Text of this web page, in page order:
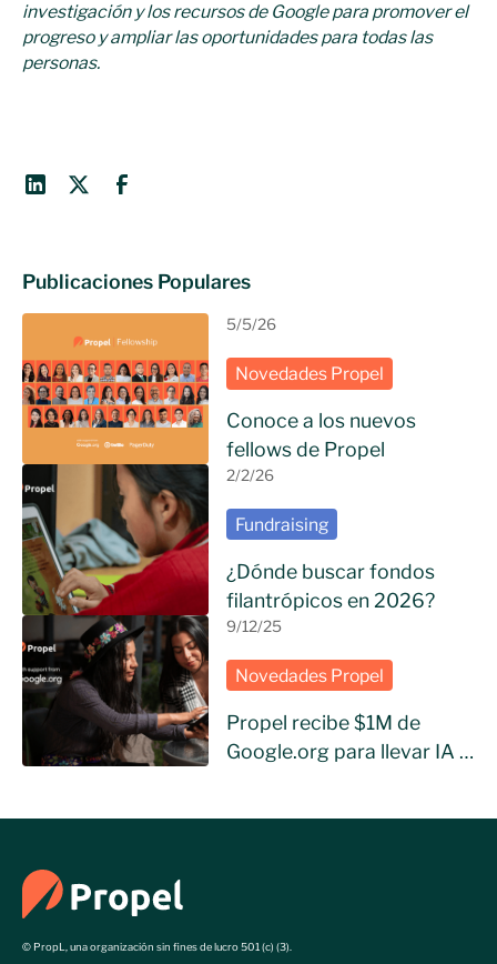
investigación y los recursos de Google para promover el
progreso y ampliar las oportunidades para todas las
personas.
Publicaciones Populares
5/5/26
Novedades Propel
Conoce a los nuevos
fellows de Propel
2/2/26
Fundraising
¿Dónde buscar fondos
filantrópicos en 2026?
9/12/25
Novedades Propel
Propel recibe $1M de
Google.org para llevar IA a
© PropL, una organización sin fines de lucro 501 (c) (3).